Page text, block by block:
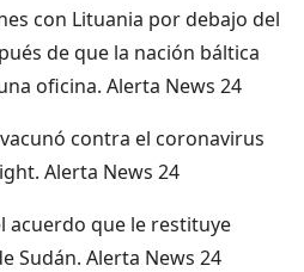
con Lituania por debajo del
de que la nación báltica
oficina. Alerta News 24
contra el coronavirus
Alerta News 24
acuerdo que le restituye
Sudán. Alerta News 24